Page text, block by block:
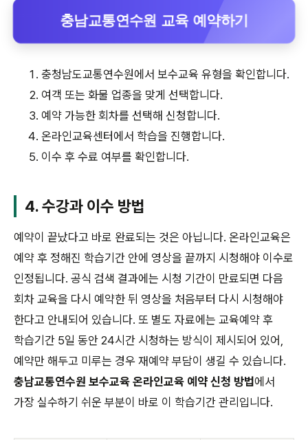
충남교통연수원 교육 예약하기
충청남도교통연수원에서 보수교육 유형을 확인합니다.
여객 또는 화물 업종을 맞게 선택합니다.
예약 가능한 회차를 선택해 신청합니다.
온라인교육센터에서 학습을 진행합니다.
이수 후 수료 여부를 확인합니다.
4. 수강과 이수 방법
예약이 끝났다고 바로 완료되는 것은 아닙니다. 온라인교육은
예약 후 정해진 학습기간 안에 영상을 끝까지 시청해야 이수로
인정됩니다. 공식 검색 결과에는 시청 기간이 만료되면 다음
회차 교육을 다시 예약한 뒤 영상을 처음부터 다시 시청해야
한다고 안내되어 있습니다. 또 별도 자료에는 교육예약 후
학습기간 5일 동안 24시간 시청하는 방식이 제시되어 있어,
예약만 해두고 미루는 경우 재예약 부담이 생길 수 있습니다.
충남교통연수원 보수교육 온라인교육 예약 신청 방법에서
가장 실수하기 쉬운 부분이 바로 이 학습기간 관리입니다.